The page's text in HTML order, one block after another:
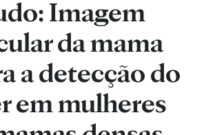
Imagem
da mama
a detecção do
em mulheres